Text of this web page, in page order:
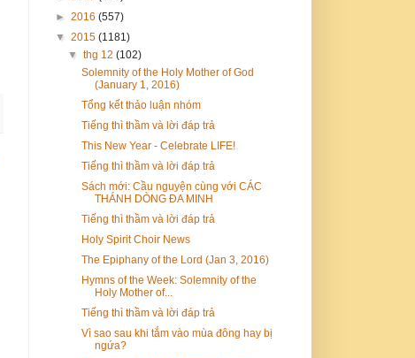
► 2016 (557)
▼ 2015 (1181)
▼thg 12(102)
Solemnity of the Holy Mother of God
(January 1, 2016)
Tổng kết thảo luận nhóm
Tiếng thì thầm và lời đáp trả
This New Year - Celebrate LIFE!
Tiếng thì thầm và lời đáp trả
Sách mới: Cầu nguyện cùng với CÁC
THÁNH DÒNG ĐA MINH
Tiếng thì thầm và lời đáp trả
Holy Spirit Choir News
The Epiphany of the Lord (Jan 3, 2016)
Hymns of the Week: Solemnity of the
Holy Mother of...
Tiếng thì thầm và lời đáp trả
Vì sao sau khi tắm vào mùa đông hay bị
ngứa?